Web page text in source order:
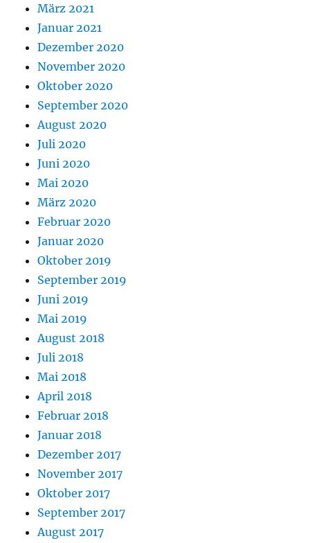
März 2021
Januar 2021
Dezember 2020
November 2020
Oktober 2020
September 2020
August 2020
Juli 2020
Juni 2020
Mai 2020
März 2020
Februar 2020
Januar 2020
Oktober 2019
September 2019
Juni 2019
Mai 2019
August 2018
Juli 2018
Mai 2018
April 2018
Februar 2018
Januar 2018
Dezember 2017
November 2017
Oktober 2017
September 2017
August 2017